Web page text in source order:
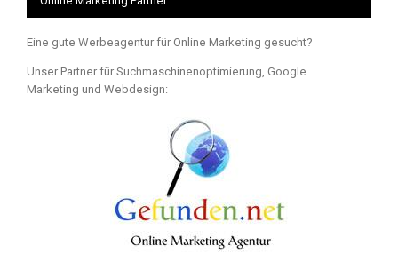
Eine gute Werbeagentur für Online Marketing gesucht?
Unser Partner für Suchmaschinenoptimierung, Google
Marketing und Webdesign: